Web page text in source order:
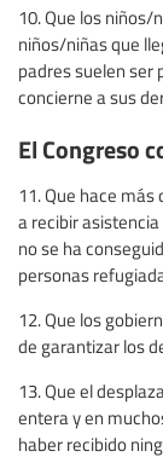
10. Que los niños/
niños/niñas que
padres suelen ser
concierne a sus
El Congreso
11. Que hace más
a recibir
no se ha
personas
12. Que los
de garantizar los
13. Que el
entera y en
haber recibido